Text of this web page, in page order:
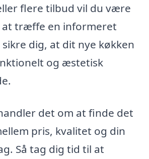
flere tilbud vil du være
træffe en informeret
dig, at dit nye køkken
og æstetisk
det om at finde det
pris, kvalitet og din
Så tag dig tid til at